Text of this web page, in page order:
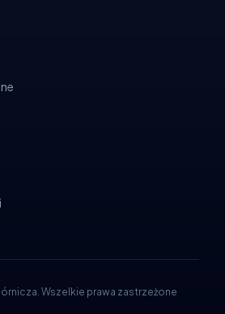
. Wszelkie prawa zastrzeżone